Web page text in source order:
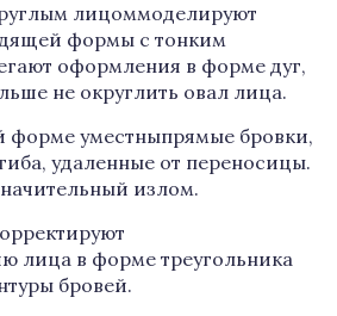
лицоммоделируют
формы с тонким
оформления в форме дуг,
не округлить овал лица.
форме уместныпрямые бровки,
удаленные от переносицы.
излом.
лица в форме треугольника
бровей.